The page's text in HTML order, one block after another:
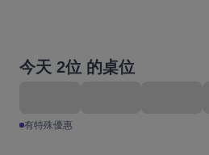
今天 2位 的桌位
有特殊優惠